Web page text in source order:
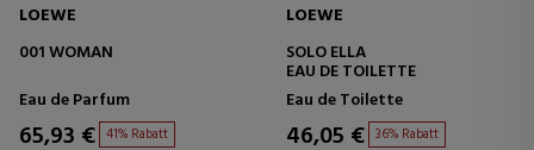
LOEWE
001 WOMAN
Eau de Parfum
65,93 € 41% Rabatt
LOEWE
SOLO ELLA
EAU DE TOILETTE
Eau de Toilette
46,05 € 36% Rabatt